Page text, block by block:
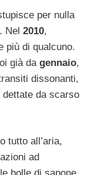
per nulla
Nel 2010,
più di qualcuno.
già da gennaio,
dissonanti,
da scarso
tutto all’aria,
ad